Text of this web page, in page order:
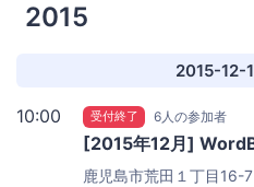
2015
2015-12-
10:00 受付終了 6人の参加者
[2015年12月]
鹿児島市荒田１丁目16-